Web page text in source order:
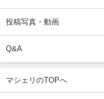
投稿写真・動画
Q&A
マシェリのTOPへ